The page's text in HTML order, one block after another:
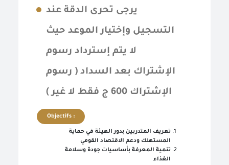
يرجى تحرى الدقة عند
التسجيل وإختيار الموعد حيث
لا يتم إسترداد رسوم
الإشتراك بعد السداد ( رسوم
الإشتراك 600 ج فقط لا غير )
Objectifs :
تعريف المتدربين بدور الهيئة في حماية
المستهلك ودعم الاقتصاد القومي
تنمية المعرفة بأساسيات جودة وسلامة
الغذاء